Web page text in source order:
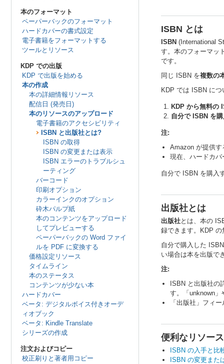
本のフォーマット
ペーパーバックのフォーマット
ハードカバーの書式設定
電子書籍をフォーマットする
ツールとリソース
KDP での出版
KDP で出版を始める
本の作成
本の詳細情報リソース
配信日 (発売日)
本のリソースのアップロード
電子書籍のアクセシビリティ
ISBN と出版社とは?
ISBN の取得
ISBN の変更または表示
ISBN エラーのトラブルシュ
ーティング
バーコード
印刷オプション
カラーインクのオプション
砕木パルプ紙
本のコンテンツをアップロード
してプレビューする
ペーパーバックの Word ファイ
ルを PDF に変換する
価格設定リソース
タイムライン
本のステータス
コンテンツが少ない本
ハードカバー
ベータ: デジタルボイス付きオーデ
ィオブック
ベータ: Kindle Translate
シリーズの作成
注文およびコピー
校正刷りと著者用コピー
ISBN とは
ISBN (International
す。本のフォーマッ
です。
同じ ISBN を複数の
KDP では ISBN に
KDP から無料の
自分で ISBN を
注:
Amazon が提供
現在、ハードカ
自分で ISBN を購入
出版社とは
出版社とは、本の
録できます。KDP
自分で購入した
い場合は本を出版で
注:
ISBN と出版社の
す。「unknown
「出版社」フィ
便利なリソース
ISBN の入手と比
ISBN の変更また